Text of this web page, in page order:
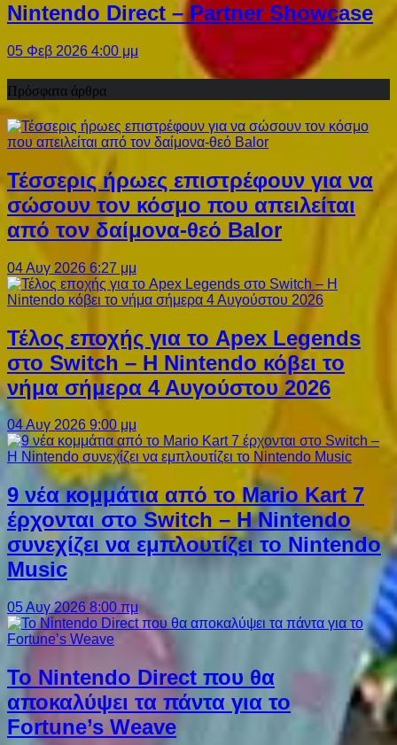
Nintendo Direct – Partner Showcase
05 Φεβ 2026 4:00 μμ
Πρόσφατα άρθρα
Τέσσερις ήρωες επιστρέφουν για να
σώσουν τον κόσμο που απειλείται
από τον δαίμονα-θεό Balor
04 Αυγ 2026 6:27 μμ
Τέλος εποχής για το Apex Legends
στο Switch – Η Nintendo κόβει το
νήμα σήμερα 4 Αυγούστου 2026
04 Αυγ 2026 9:00 μμ
9 νέα κομμάτια από το Mario Kart 7
έρχονται στο Switch – Η Nintendo
συνεχίζει να εμπλουτίζει το Nintendo
Music
05 Αυγ 2026 8:00 πμ
Το Nintendo Direct που θα
αποκαλύψει τα πάντα για το
Fortune’s Weave